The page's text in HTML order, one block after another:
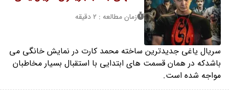
زمان مطالعه : 2 دقیقه
سریال یاغی جدیدترین ساخته محمد کارت در نمایش خانگی می
باشدکه در همان قسمت های ابتدایی با استقبال بسیار مخاطبان
مواجه شده است.